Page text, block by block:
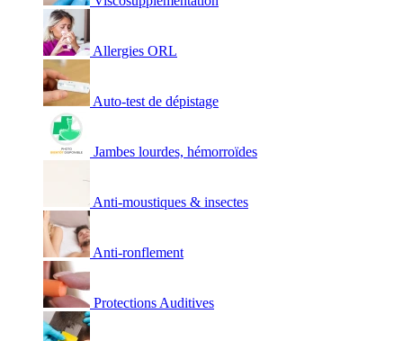
Allergies ORL
Auto-test de dépistage
Jambes lourdes, hémorroïdes
Anti-moustiques & insectes
Anti-ronflement
Protections Auditives